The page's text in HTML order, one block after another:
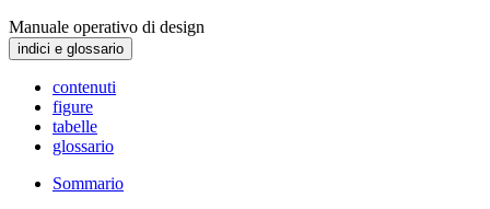
Manuale operativo di design
indici e glossario
contenuti
figure
tabelle
glossario
Sommario